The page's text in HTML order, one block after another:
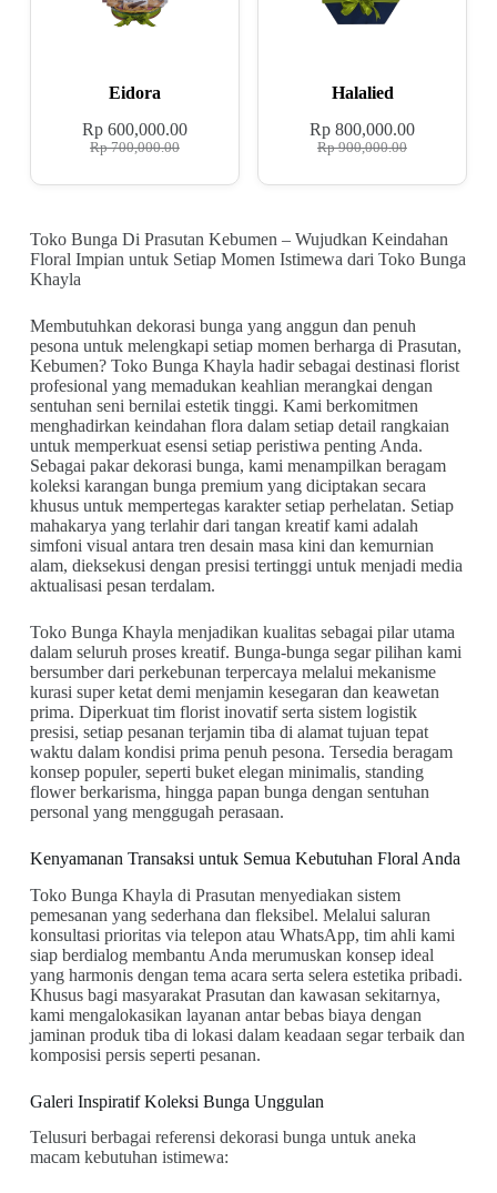
Eidora
Rp700,000.00
Rp600,000.00
Halalied
Rp900,000.00
Rp 800,000.00
Toko Bunga Di Prasutan Kebumen – Wujudkan Keindahan
Floral Impian untuk Setiap Momen Istimewa dari Toko Bunga
Khayla
Membutuhkan dekorasi bunga yang anggun dan penuh
pesona untuk melengkapi setiap momen berharga di Prasutan,
Kebumen? Toko Bunga Khayla hadir sebagai destinasi florist
profesional yang memadukan keahlian merangkai dengan
sentuhan seni bernilai estetik tinggi. Kami berkomitmen
menghadirkan keindahan flora dalam setiap detail rangkaian
untuk memperkuat esensi setiap peristiwa penting Anda.
Sebagai pakar dekorasi bunga, kami menampilkan beragam
koleksi karangan bunga premium yang diciptakan secara
khusus untuk mempertegas karakter setiap perhelatan. Setiap
mahakarya yang terlahir dari tangan kreatif kami adalah
simfoni visual antara tren desain masa kini dan kemurnian
alam, dieksekusi dengan presisi tertinggi untuk menjadi media
aktualisasi pesan terdalam.
Toko Bunga Khayla menjadikan kualitas sebagai pilar utama
dalam seluruh proses kreatif. Bunga-bunga segar pilihan kami
bersumber dari perkebunan terpercaya melalui mekanisme
kurasi super ketat demi menjamin kesegaran dan keawetan
prima. Diperkuat tim florist inovatif serta sistem logistik
presisi, setiap pesanan terjamin tiba di alamat tujuan tepat
waktu dalam kondisi prima penuh pesona. Tersedia beragam
konsep populer, seperti buket elegan minimalis, standing
flower berkarisma, hingga papan bunga dengan sentuhan
personal yang menggugah perasaan.
Kenyamanan Transaksi untuk Semua Kebutuhan Floral Anda
Toko Bunga Khayla di Prasutan menyediakan sistem
pemesanan yang sederhana dan fleksibel. Melalui saluran
konsultasi prioritas via telepon atau WhatsApp, tim ahli kami
siap berdialog membantu Anda merumuskan konsep ideal
yang harmonis dengan tema acara serta selera estetika pribadi.
Khusus bagi masyarakat Prasutan dan kawasan sekitarnya,
kami mengalokasikan layanan antar bebas biaya dengan
jaminan produk tiba di lokasi dalam keadaan segar terbaik dan
komposisi persis seperti pesanan.
Galeri Inspiratif Koleksi Bunga Unggulan
Telusuri berbagai referensi dekorasi bunga untuk aneka
macam kebutuhan istimewa: